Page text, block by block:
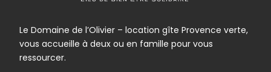
Le Domaine de l’Olivier – location gîte Provence verte,
vous accueille à deux ou en famille pour vous
ressourcer.